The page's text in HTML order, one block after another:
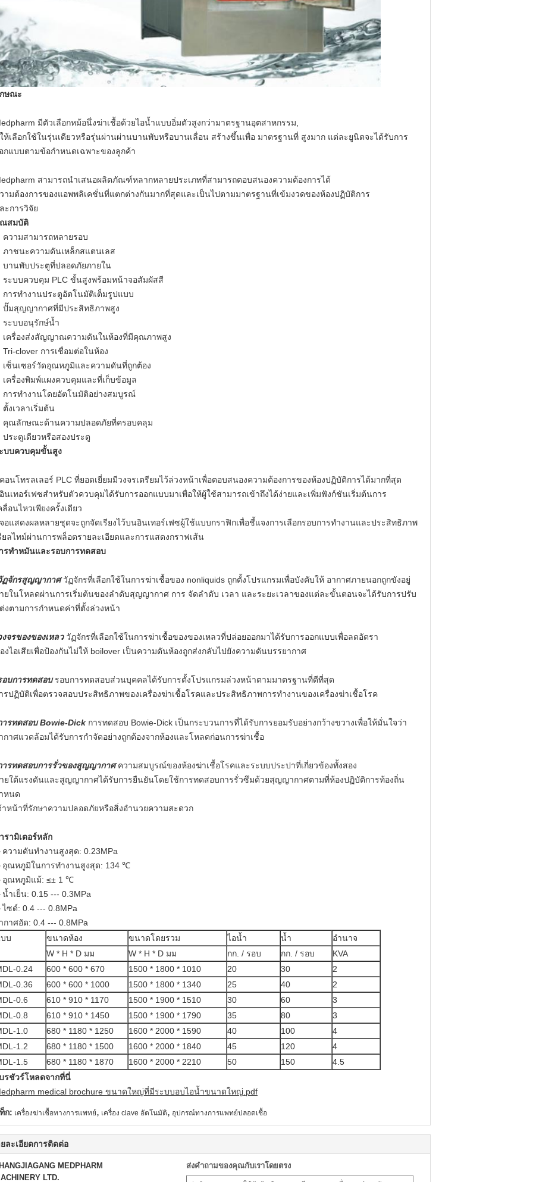
ษณะ
มีตัวเลือกหม้อนึ่งฆ่าเชื้อด้วยไอน้ำแบบอิ่มตัวสูงกว่ามาตรฐานอุตสาหกรรม,
ห้เลือกใช้ในรุ่นเดียวหรือรุ่นผ่านผ่านบานพับหรือบานเลื่อน สร้างขึ้นเพื่อ มาตรฐานที่ สูงมาก แต่ละยูนิตจะได้รับการ
กแบบตามข้อกำหนดเฉพาะของลูกค้า
สามารถนำเสนอผลิตภัณฑ์หลากหลายประเภทที่สามารถตอบสนองความต้องการได้
ามต้องการของแอพพลิเคชั่นที่แตกต่างกันมากที่สุดและเป็นไปตามมาตรฐานที่เข้มงวดของห้องปฏิบัติการ
ะการวิจัย
สมบัติ
ความสามารถหลายรอบ
ภาชนะความดันเหล็กสแตนเลส
บานพับประตูที่ปลอดภัยภายใน
ระบบควบคุม PLC ขั้นสูงพร้อมหน้าจอสัมผัสสี
การทำงานประตูอัตโนมัติเต็มรูปแบบ
ปั๊มสุญญากาศที่มีประสิทธิภาพสูง
ระบบอนุรักษ์น้ำ
เครื่องส่งสัญญาณความดันในห้องที่มีคุณภาพสูง
Tri-clover การเชื่อมต่อในห้อง
เซ็นเซอร์วัดอุณหภูมิและความดันที่ถูกต้อง
เครื่องพิมพ์แผงควบคุมและที่เก็บข้อมูล
การทำงานโดยอัตโนมัติอย่างสมบูรณ์
ตั้งเวลาเริ่มต้น
คุณลักษณะด้านความปลอดภัยที่ครอบคลุม
ประตูเดียวหรือสองประตู
บบควบคุมขั้นสูง
คอนโทรลเลอร์ PLC ที่ยอดเยี่ยมมีวงจรเตรียมไว้ล่วงหน้าเพื่อตอบสนองความต้องการของห้องปฏิบัติการได้มากที่สุด
อินเทอร์เฟซสำหรับตัวควบคุมได้รับการออกแบบมาเพื่อให้ผู้ใช้สามารถเข้าถึงได้ง่ายและเพิ่มฟังก์ชันเริ่มต้นการ
ลื่อนไหวเพียงครั้งเดียว
จอแสดงผลหลายชุดจะถูกจัดเรียงไว้บนอินเทอร์เฟซผู้ใช้แบบกราฟิกเพื่อชี้แจงการเลือกรอบการทำงานและประสิทธิภาพ
ยลไทม์ผ่านการพล็อตรายละเอียดและการแสดงกราฟเส้น
รทำหมันและรอบการทดสอบ
ฏจักรสูญญากาศ วัฏจักรที่เลือกใช้ในการฆ่าเชื้อของ nonliquids ถูกตั้งโปรแกรมเพื่อบังคับให้ อากาศภายนอกถูกขังอยู่
ยในโหลดผ่านการเริ่มต้นของลำดับสุญญากาศ การ จัดลำดับ เวลา และระยะเวลาของแต่ละขั้นตอนจะได้รับการปรับ
งตามการกำหนดค่าที่ตั้งล่วงหน้า
งจรของของเหลววัฏจักรที่เลือกใช้ในการฆ่าเชื้อของของเหลวที่ปล่อยออกมาได้รับการออกแบบเพื่อลดอัตรา
งไอเสียเพื่อป้องกันไม่ให้ boilover เป็นความดันห้องถูกส่งกลับไปยังความดันบรรยากาศ
อบการทดสอบรอบการทดสอบส่วนบุคคลได้รับการตั้งโปรแกรมล่วงหน้าตามมาตรฐานที่ดีที่สุด
รปฏิบัติเพื่อตรวจสอบประสิทธิภาพของเครื่องฆ่าเชื้อโรคและประสิทธิภาพการทำงานของเครื่องฆ่าเชื้อโรค
ารทดสอบ Bowie-Dick การทดสอบ Bowie-Dick เป็นกระบวนการที่ได้รับการยอมรับอย่างกว้างขวางเพื่อให้มั่นใจว่า
กาศแวดล้อมได้รับการกำจัดอย่างถูกต้องจากห้องและโหลดก่อนการฆ่าเชื้อ
ารทดสอบการรั่วของสูญญากาศความสมบูรณ์ของห้องฆ่าเชื้อโรคและระบบประปาที่เกี่ยวข้องทั้งสอง
ยใต้แรงดันและสูญญากาศได้รับการยืนยันโดยใช้การทดสอบการรั่วซึมด้วยสุญญากาศตามที่ห้องปฏิบัติการท้องถิ่น
หนด
าหน้าที่รักษาความปลอดภัยหรือสิ่งอำนวยความสะดวก
รามิเตอร์หลัก
วามดันทำงานสูงสุด: 0.23MPa
ณหภูมิในการทำงานสูงสุด: 134 ℃
ณหภูมิแม้: ≤± 1 ℃
ำเย็น: 0.15 --- 0.3MPa
ซด์: 0.4 --- 0.8MPa
กาศอัด: 0.4 --- 0.8MPa
บ
ขนาดห้อง ขนาดโดยรวม ไอน้ำ น้ำ
อำนาจ
W * H * D มม
W * H * D มม กก. / รอบ กก. / รอบ
KVA
0.24
600 * 600 * 670 1500 * 1800 * 1010 20 30
2
0.36
600 * 600 * 1000 1500 * 1800 * 1340 25 40
2
0.6
610 * 910 * 1170 1500 * 1900 * 1510 30 60
3
0.8
610 * 910 * 1450 1500 * 1900 * 1790 35 80
3
1.0
680 * 1180 * 1250 1600 * 2000 * 1590 40 100
4
1.2
680 * 1180 * 1500 1600 * 2000 * 1840 45 120
4
1.5
680 * 1180 * 1870 1600 * 2000 * 2210 50 150
4.5
รชัวร์โหลดจากที่นี่
medical brochure ขนาดใหญ่ที่มีระบบอบไอน้ำขนาดใหญ่.pdf
ก: เครื่องฆ่าเชื้อทางการแพทย์, เครื่อง clave อัตโนมัติ, อุปกรณ์ทางการแพทย์ปลอดเชื้อ
ละเอียดการติดต่อ
MEDPHARM
LTD.
ส่งคำถามของคุณกับเราโดยตรง